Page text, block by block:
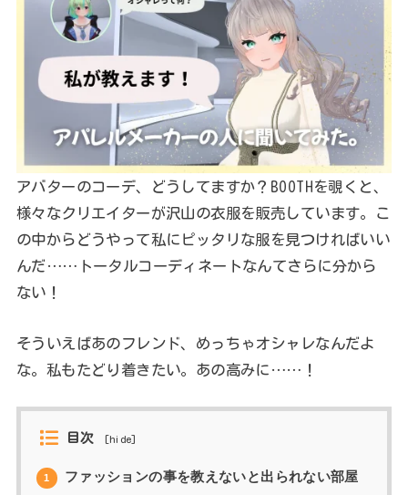
アバターのコーデ、どうしてますか？BOOTHを覗くと、
様々なクリエイターが沢山の衣服を販売しています。こ
の中からどうやって私にピッタリな服を見つければいい
んだ……トータルコーディネートなんてさらに分から
ない！
そういえばあのフレンド、めっちゃオシャレなんだよ
な。私もたどり着きたい。あの高みに……！
目次 [hide]
1 ファッションの事を教えないと出られない部屋